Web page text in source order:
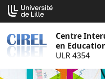
Aller
au
Centre
en
ULR 4354
Cookies management panel